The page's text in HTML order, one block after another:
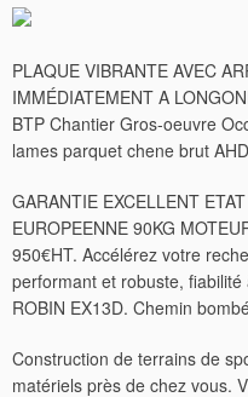
PLAQUE VIBRANTE AVEC
IMMÉDIATEMENT A
BTP Chantier Gros-oeuvre
lames parquet chene brut
GARANTIE EXCELLENT
EUROPEENNE 90KG
950€HT. Accélérez votre
performant et robuste,
ROBIN EX13D. Chemin
Construction de terrains de
matériels près de chez vous.